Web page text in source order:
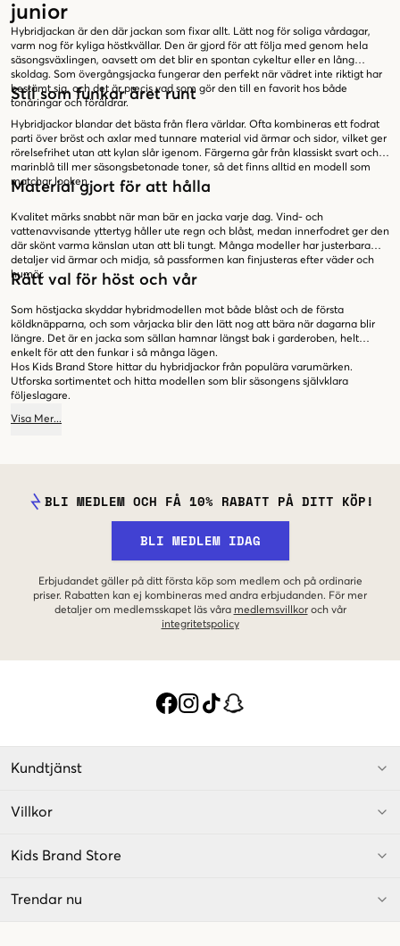
junior
Hybridjackan är den där jackan som fixar allt. Lätt nog för soliga vårdagar,
varm nog för kyliga höstkvällar. Den är gjord för att följa med genom hela
säsongsväxlingen, oavsett om det blir en spontan cykeltur eller en lång
skoldag. Som övergångsjacka fungerar den perfekt när vädret inte riktigt har
bestämt sig, och det är precis vad som gör den till en favorit hos både
tonåringar och föräldrar.
Stil som funkar året runt
Hybridjackor blandar det bästa från flera världar. Ofta kombineras ett fodrat
parti över bröst och axlar med tunnare material vid ärmar och sidor, vilket ger
rörelsefrihet utan att kylan slår igenom. Färgerna går från klassiskt svart och
marinblå till mer säsongsbetonade toner, så det finns alltid en modell som
matchar looken.
Material gjort för att hålla
Kvalitet märks snabbt när man bär en jacka varje dag. Vind- och
vattenavvisande yttertyg håller ute regn och blåst, medan innerfodret ger den
där skönt varma känslan utan att bli tungt. Många modeller har justerbara
detaljer vid ärmar och midja, så passformen kan finjusteras efter väder och
humör.
Rätt val för höst och vår
Som höstjacka skyddar hybridmodellen mot både blåst och de första
köldknäpparna, och som vårjacka blir den lätt nog att bära när dagarna blir
längre. Det är en jacka som sällan hamnar längst bak i garderoben, helt
enkelt för att den funkar i så många lägen.
Hos Kids Brand Store hittar du hybridjackor från populära varumärken.
Utforska sortimentet och hitta modellen som blir säsongens självklara
följeslagare.
Visa Mer...
BLI MEDLEM OCH FÅ 10% RABATT PÅ DITT KÖP!
BLI MEDLEM IDAG
Erbjudandet gäller på ditt första köp som medlem och på ordinarie
priser. Rabatten kan ej kombineras med andra erbjudanden. För mer
detaljer om medlemsskapet läs våra medlemsvillkor och vår
integritetspolicy
Kundtjänst
Villkor
Kids Brand Store
Trendar nu